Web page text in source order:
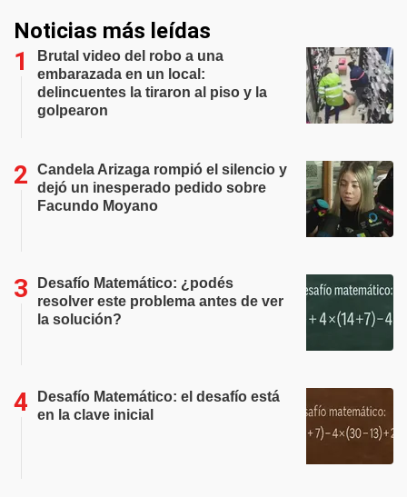
Noticias más leídas
Brutal video del robo a una
embarazada en un local:
delincuentes la tiraron al piso y la
golpearon
Candela Arizaga rompió el silencio y
dejó un inesperado pedido sobre
Facundo Moyano
Desafío Matemático: ¿podés
resolver este problema antes de ver
la solución?
Desafío Matemático: el desafío está
en la clave inicial